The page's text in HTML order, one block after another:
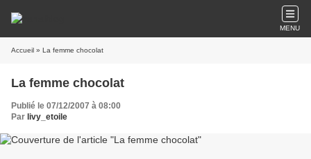
MENU
Accueil » La femme chocolat
La femme chocolat
Publié le 07/12/2007 à 08:00
Par livy_etoile